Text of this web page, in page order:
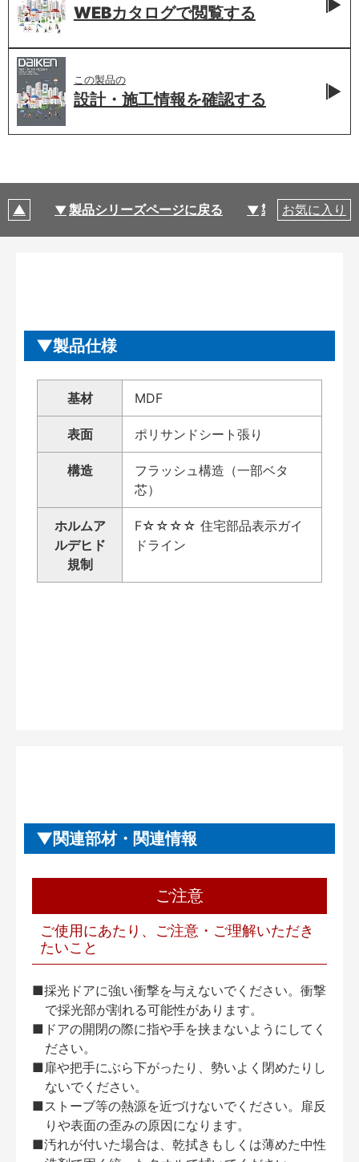
WEBカタログで閲覧する
この製品の
設計・施工情報を確認する
製品シリーズページに戻る 製品仕様
お気に入り
製品仕様
基材 MDF
表面 ポリサンドシート張り
構造
フラッシュ構造（一部ベタ
芯）
ホルムア
ルデヒド
規制
F☆☆☆☆ 住宅部品表示ガイ
ドライン
関連部材・関連情報
ご注意
ご使用にあたり、ご注意・ご理解いただき
たいこと
■採光ドアに強い衝撃を与えないでください。衝撃
で採光部が割れる可能性があります。
■ドアの開閉の際に指や手を挟まないようにしてく
ださい。
■扉や把手にぶら下がったり、勢いよく閉めたりし
ないでください。
■ストーブ等の熱源を近づけないでください。扉反
りや表面の歪みの原因になります。
■汚れが付いた場合は、乾拭きもしくは薄めた中性